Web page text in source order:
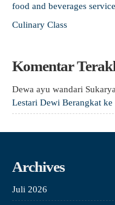
food and beverages service
Culinary Class
Komentar
Dewa ayu wandari
Lestari Dewi Berangkat
Archives
Juli 2026